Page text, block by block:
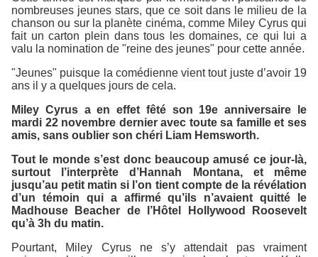
nombreuses jeunes stars, que ce soit dans le milieu de la
chanson ou sur la planète cinéma, comme Miley Cyrus qui
fait un carton plein dans tous les domaines, ce qui lui a
valu la nomination de "reine des jeunes" pour cette année.
"Jeunes" puisque la comédienne vient tout juste d’avoir 19
ans il y a quelques jours de cela.
Miley Cyrus a en effet fêté son 19e anniversaire le
mardi 22 novembre dernier avec toute sa famille et ses
amis, sans oublier son chéri Liam Hemsworth.
Tout le monde s’est donc beaucoup amusé ce jour-là,
surtout l’interprète d’Hannah Montana, et même
jusqu’au petit matin si l’on tient compte de la révélation
d’un témoin qui a affirmé qu’ils n’avaient quitté le
Madhouse Beacher de l’Hôtel Hollywood Roosevelt
qu’à 3h du matin.
Pourtant, Miley Cyrus ne s’y attendait pas vraiment